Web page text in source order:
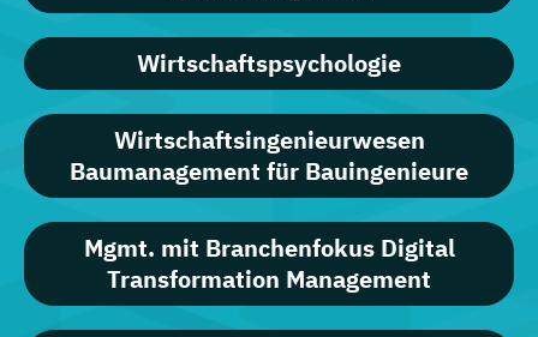
Wirtschaftspsychologie
Wirtschaftsingenieurwesen
Baumanagement für Bauingenieure
Mgmt. mit Branchenfokus Digital
Transformation Management